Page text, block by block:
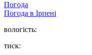
Погода
Погода в Ірпені
вологість:
тиск: